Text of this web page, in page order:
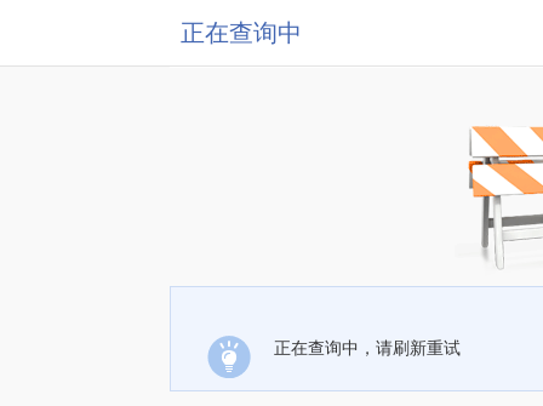
正在查询中
正在查询中，请刷新重试